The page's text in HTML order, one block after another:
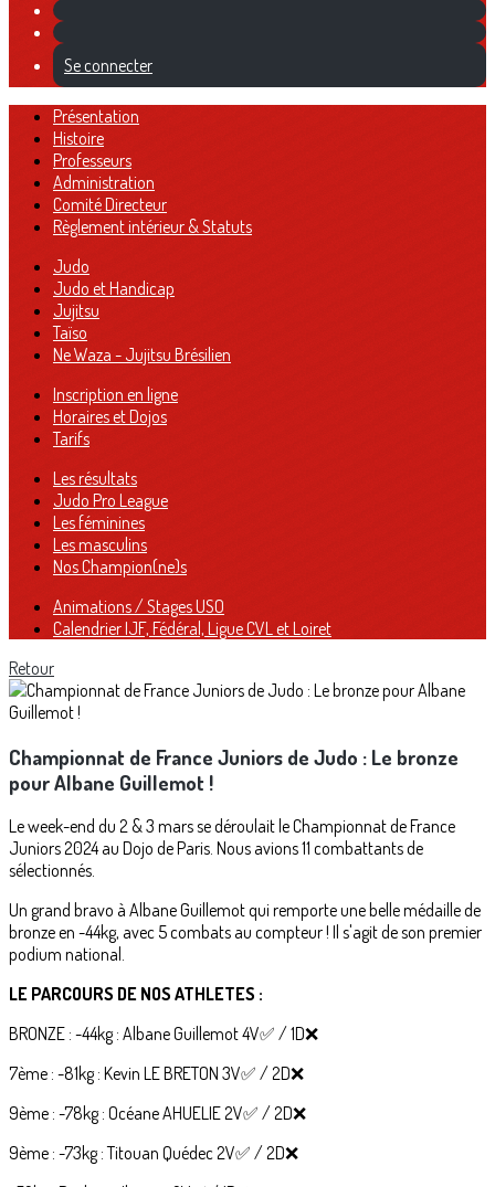
Se connecter
Présentation
Histoire
Professeurs
Administration
Comité Directeur
Règlement intérieur & Statuts
Judo
Judo et Handicap
Jujitsu
Taïso
Ne Waza - Jujitsu Brésilien
Inscription en ligne
Horaires et Dojos
Tarifs
Les résultats
Judo Pro League
Les féminines
Les masculins
Nos Champion(ne)s
Animations / Stages USO
Calendrier IJF, Fédéral, Ligue CVL et Loiret
Retour
Championnat de France Juniors de Judo : Le bronze
pour Albane Guillemot !
Le week-end du 2 & 3 mars se déroulait le Championnat de France
Juniors 2024 au Dojo de Paris. Nous avions 11 combattants de
sélectionnés.
Un grand bravo à Albane Guillemot qui remporte une belle médaille de
bronze en -44kg, avec 5 combats au compteur ! Il s'agit de son premier
podium national.
LE PARCOURS DE NOS ATHLETES :
BRONZE : -44kg : Albane Guillemot 4V✅️ / 1D❌️
7ème : -81kg : Kevin LE BRETON 3V✅️ / 2D❌️
9ème : -78kg : Océane AHUELIE 2V✅️ / 2D❌️
9ème : -73kg : Titouan Quédec 2V✅️ / 2D❌️